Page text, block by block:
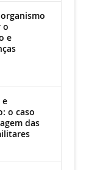
o
e
e
o caso
das